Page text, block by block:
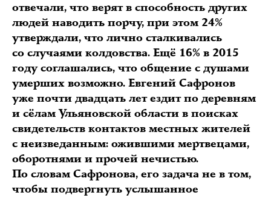
отвечали, что верят в способность других
людей наводить порчу, при этом 24%
утверждали, что лично сталкивались
со случаями колдовства. Ещё 16% в 2015
году соглашались, что общение с душами
умерших возможно. Евгений Сафронов
уже почти двадцать лет ездит по деревням
и сёлам Ульяновской области в поисках
свидетельств контактов местных жителей
с неизведанным: ожившими мертвецами,
оборотнями и прочей нечистью.
По словам Сафронова, его задача не в том,
чтобы подвергнуть услышанное